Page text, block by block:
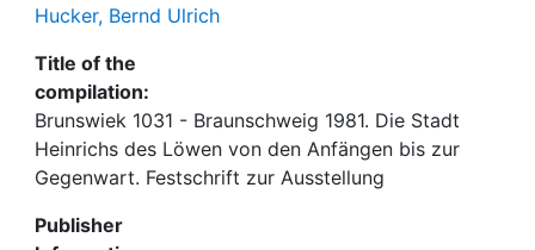
Hucker, Bernd Ulrich
Title of the
compilation:
Brunswiek 1031 - Braunschweig 1981. Die Stadt
Heinrichs des Löwen von den Anfängen bis zur
Gegenwart. Festschrift zur Ausstellung
Publisher